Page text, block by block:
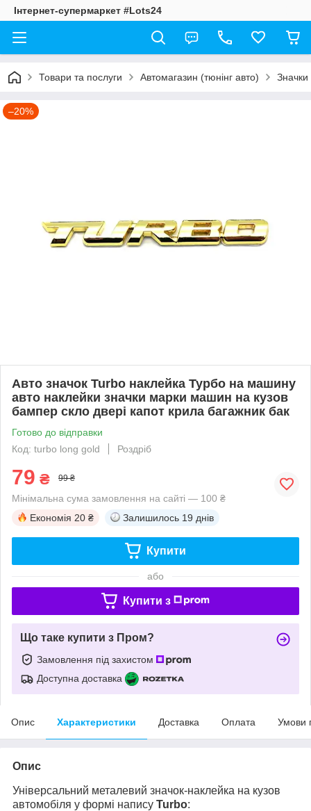
Інтернет-супермаркет #Lots24
Товари та послуги Автомагазин (тюнінг авто)
–20%
Авто значок Turbo наклейка Турбо на машину
авто наклейки значки марки машин на кузов
бампер скло двері капот крила багажник бак
Готово до відправки
Код: turbo long gold
Роздріб
79 ₴ 99 ₴
Мінімальна сума замовлення на сайті — 100 ₴
Економія 20 ₴ Залишилось 19 днів
Купити
або
Купити з
Що таке купити з Пром?
Замовлення під захистом
Доступна доставка
Опис Характеристики Доставка Оплата Умови
Опис
Універсальний металевий значок-наклейка на кузов
автомобіля у формі напису Turbo: